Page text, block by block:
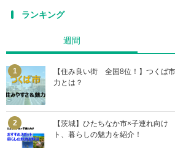
ランキング
週間
【住み良い街 全国8位！】つくば
力とは？
【茨城】ひたちなか市×子連れ向
ト、暮らしの魅力を紹介！